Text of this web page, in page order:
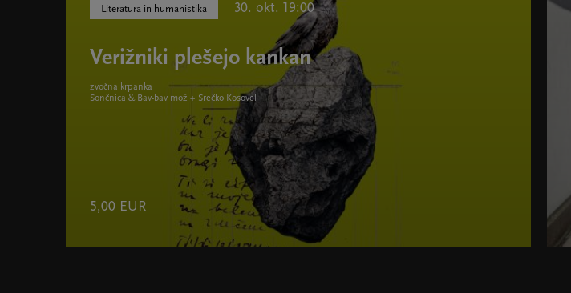
Literatura in humanistika 30. okt. 19:00
Verižniki plešejo kankan
zvočna krpanka
Sončnica & Bav-bav mož + Srečko Kosovel
5,00 EUR